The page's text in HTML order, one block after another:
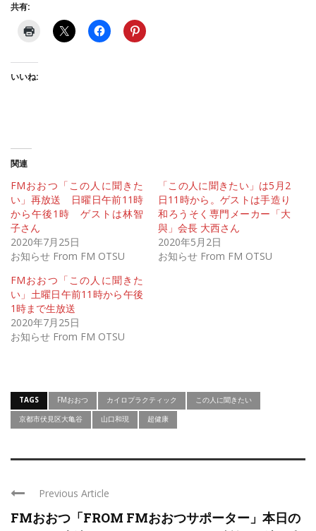
共有:
いいね:
関連
FMおおつ「この人に聞きた
い」再放送 日曜日午前11時
から午後1時 ゲストは林智
子さん
2020年7月25日
お知らせ From FM OTSU
「この人に聞きたい」は5月2
日11時から。ゲストは手造り
和ろうそく専門メーカー「大
與」会長 大西さん
2020年5月2日
お知らせ From FM OTSU
FMおおつ「この人に聞きた
い」土曜日午前11時から午後
1時まで生放送
2020年7月25日
お知らせ From FM OTSU
TAGS FMおおつ カイロプラクティック
この人に聞きたい
京都市伏見区大亀谷
山口和現 超健康
Previous Article
FMおおつ「FROM FMおおつサポーター」本日の